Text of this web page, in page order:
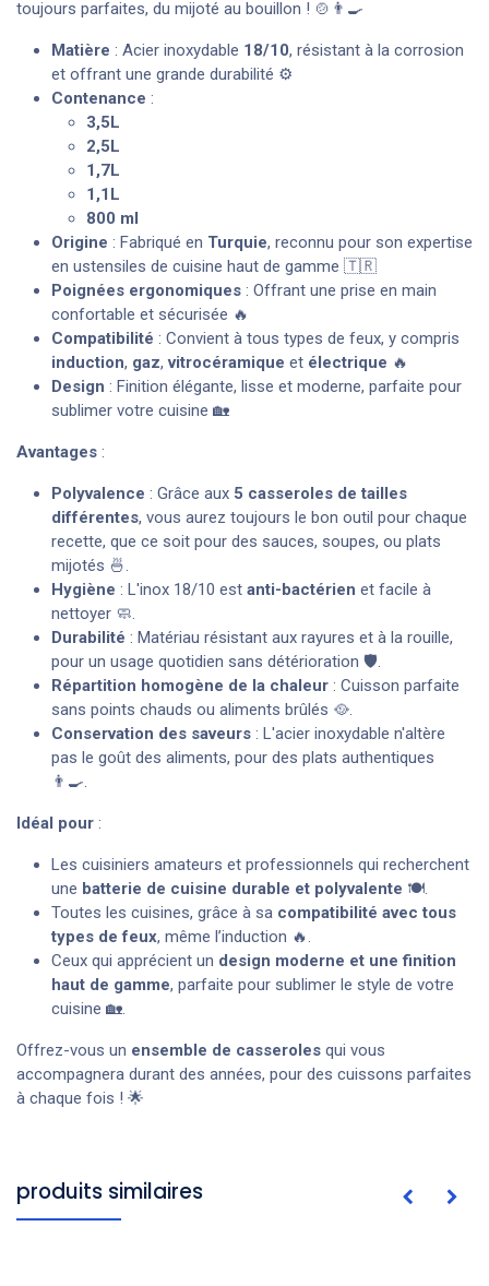
toujours parfaites, du mijoté au bouillon ! 🍲👨‍🍳
Matière : Acier inoxydable 18/10, résistant à la corrosion
et offrant une grande durabilité ⚙️
Contenance :
3,5L
2,5L
1,7L
1,1L
800 ml
Origine : Fabriqué en Turquie, reconnu pour son expertise
en ustensiles de cuisine haut de gamme 🇹🇷
Poignées ergonomiques : Offrant une prise en main
confortable et sécurisée 🔥
Compatibilité : Convient à tous types de feux, y compris
induction, gaz,vitrocéramique et électrique 🔥
Design : Finition élégante, lisse et moderne, parfaite pour
sublimer votre cuisine 🏡
Avantages :
Polyvalence : Grâce aux 5 casseroles de tailles
différentes, vous aurez toujours le bon outil pour chaque
recette, que ce soit pour des sauces, soupes, ou plats
mijotés 🍜.
Hygiène : L'inox 18/10 est anti-bactérien et facile à
nettoyer 🧼.
Durabilité : Matériau résistant aux rayures et à la rouille,
pour un usage quotidien sans détérioration 🛡️.
Répartition homogène de la chaleur : Cuisson parfaite
sans points chauds ou aliments brûlés 🥘.
Conservation des saveurs : L'acier inoxydable n'altère
pas le goût des aliments, pour des plats authentiques
👨‍🍳.
Idéal pour :
Les cuisiniers amateurs et professionnels qui recherchent
une batterie de cuisine durable et polyvalente 🍽️.
Toutes les cuisines, grâce à sa compatibilité avec tous
types de feux, même l’induction 🔥.
Ceux qui apprécient un design moderne et une finition
haut de gamme, parfaite pour sublimer le style de votre
cuisine 🏡.
Offrez-vous un ensemble de casseroles qui vous
accompagnera durant des années, pour des cuissons parfaites
à chaque fois ! 🌟
produits similaires